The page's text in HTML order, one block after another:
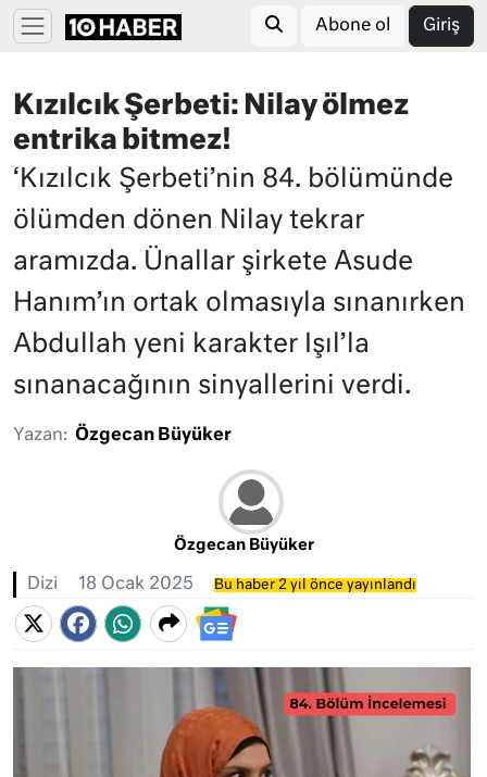
Abone ol Giriş
Kızılcık Şerbeti: Nilay ölmez
entrika bitmez!
‘Kızılcık Şerbeti’nin 84. bölümünde
ölümden dönen Nilay tekrar
aramızda. Ünallar şirkete Asude
Hanım’ın ortak olmasıyla sınanırken
Abdullah yeni karakter Işıl’la
sınanacağının sinyallerini verdi.
Yazan: Özgecan Büyüker
Özgecan Büyüker
Dizi 18 Ocak 2025 Bu haber 2 yıl önce yayınlandı